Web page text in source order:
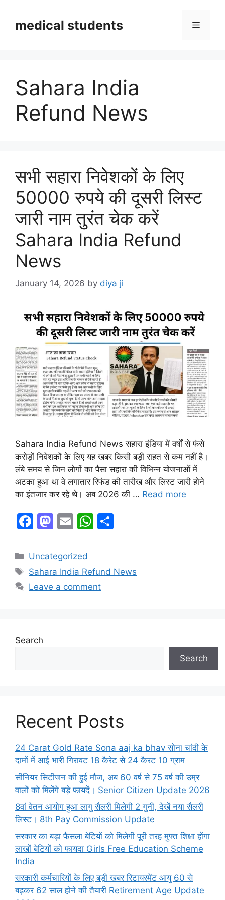
contentmedical students Menu
Sahara India
Refund News
सभी सहारा निवेशकों के लिए
50000 रुपये की दूसरी लिस्ट
जारी नाम तुरंत चेक करें
Sahara India Refund
News
January 14, 2026 by diya ji
Sahara India Refund News सहारा इंडिया में वर्षों से फंसे
करोड़ों निवेशकों के लिए यह खबर किसी बड़ी राहत से कम नहीं है।
लंबे समय से जिन लोगों का पैसा सहारा की विभिन्न योजनाओं में
अटका हुआ था वे लगातार रिफंड की तारीख और लिस्ट जारी होने
का इंतजार कर रहे थे। अब 2026 की … Read more
F
c
e
b
k
M
st
o
d
E
ai
l
W
s
A
e
Categories
Uncategorized
Tags
Sahara India Refund News
Leave a comment
Search
Search
Recent Posts
24 Carat Gold Rate Sona aaj ka bhav सोना चांदी के
दामों में आई भारी गिरावट 18 कैरेट से 24 कैरट 10 ग्राम
सीनियर सिटीजन की हुई मौज, अब 60 वर्ष से 75 वर्ष की उम्र
वालों को मिलेंगे बड़े फायदें। Senior Citizen Update 2026
8वां वेतन आयोग हुआ लागु सैलरी मिलेगी 2 गुनी, देखें नया सैलरी
लिस्ट। 8th Pay Commission Update
सरकार का बड़ा फैसला बेटियों को मिलेगी पूरी तरह मुफ्त शिक्षा होंगा
लाखों बेटियों को फायदा Girls Free Education Scheme
India
सरकारी कर्मचारियों के लिए बड़ी खबर रिटायरमेंट आयु 60 से
बढ़कर 62 साल होने की तैयारी Retirement Age Update